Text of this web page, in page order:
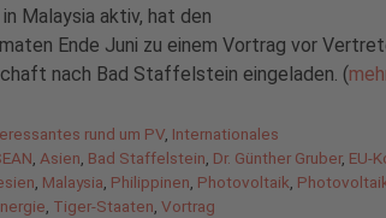
Malaysia aktiv, hat den
Ende Juni zu einem Vortrag vor
nach Bad Staffelstein eingeladen. (
rund um PV Internationales
Asien Bad Staffelstein Dr. Günther Gruber, EU-
Malaysia Philippinen Photovoltaik
Tiger-Staaten Vortrag